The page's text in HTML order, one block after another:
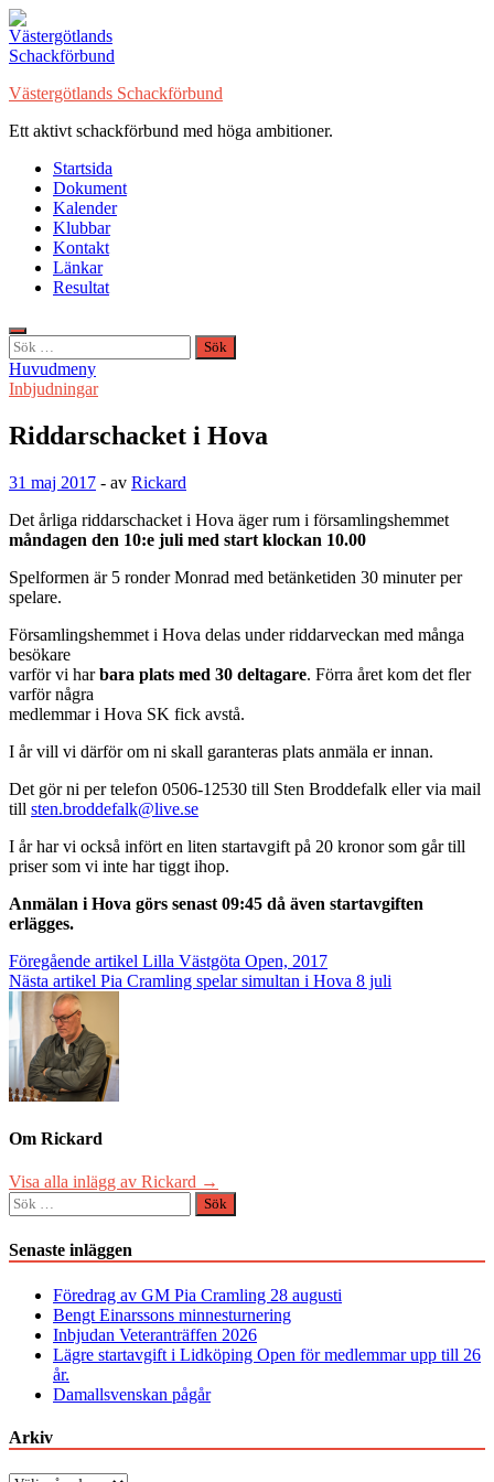
Hoppa
till
innehåll
Västergötlands Schackförbund
Ett aktivt schackförbund med höga ambitioner.
Startsida
Dokument
Kalender
Klubbar
Kontakt
Länkar
Resultat
Sök
efter:
Huvudmeny
Inbjudningar
Riddarschacket i Hova
31 maj 2017 - av Rickard
Det årliga riddarschacket i Hova äger rum i församlingshemmet
måndagen den 10:e juli med start klockan 10.00
Spelformen är 5 ronder Monrad med betänketiden 30 minuter per
spelare.
Församlingshemmet i Hova delas under riddarveckan med många
besökare
varför vi harbara plats med 30 deltagare. Förra året kom det fler
varför några
medlemmar i Hova SK fick avstå.
I år vill vi därför om ni skall garanteras plats anmäla er innan.
Det gör ni per telefon 0506-12530 till Sten Broddefalk eller via mail
till sten.broddefalk@live.se
I år har vi också infört en liten startavgift på 20 kronor som går till
priser som vi inte har tiggt ihop.
Anmälan i Hova görs senast 09:45 då även startavgiften
erlägges.
Inläggsnavigering
Föregående artikel Lilla Västgöta Open, 2017
Nästa artikel Pia Cramling spelar simultan i Hova 8 juli
Om Rickard
Visa alla inlägg av Rickard →
Sök
efter:
Senaste inläggen
Föredrag av GM Pia Cramling 28 augusti
Bengt Einarssons minnesturnering
Inbjudan Veteranträffen 2026
Lägre startavgift i Lidköping Open för medlemmar upp till 26
år.
Damallsvenskan pågår
Arkiv